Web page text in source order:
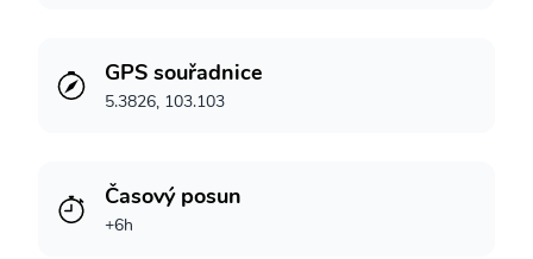
GPS souřadnice
5.3826, 103.103
Časový posun
+6h